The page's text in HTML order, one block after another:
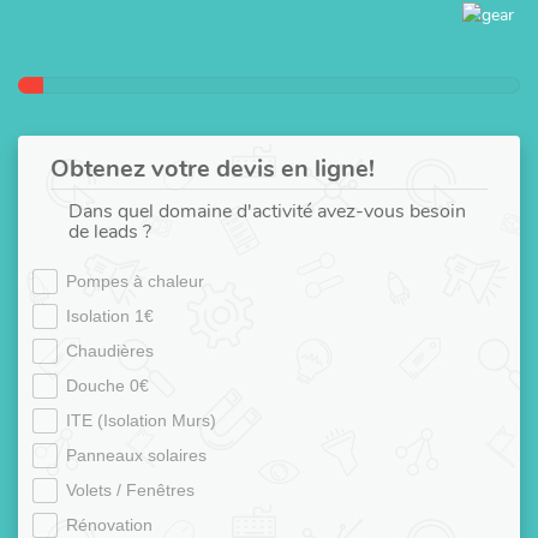
Obtenez votre devis en ligne!
Dans quel domaine d'activité avez-vous besoin
de leads ?
Pompes à chaleur
Isolation 1€
Chaudières
Douche 0€
ITE (Isolation Murs)
Panneaux solaires
Volets / Fenêtres
Rénovation